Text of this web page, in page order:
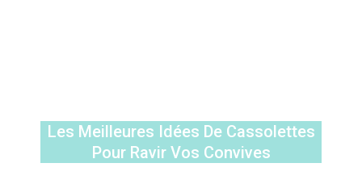
Les Meilleures Idées De Cassolettes
Pour Ravir Vos Convives